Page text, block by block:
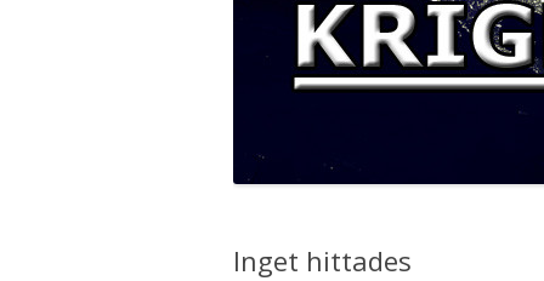
Inget hittades